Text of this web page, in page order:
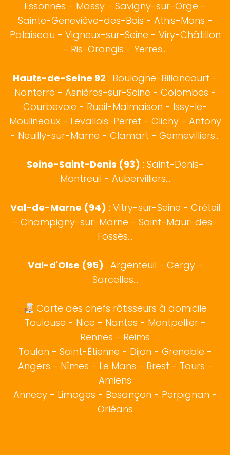
Essonnes - Massy - Savigny-sur-Orge -
Sainte-Geneviève-des-Bois - Athis-Mons -
Palaiseau - Vigneux-sur-Seine - Viry-Châtillon
- Ris-Orangis - Yerres...
Hauts-de-Seine 92 : Boulogne-Billancourt -
Nanterre - Asnières-sur-Seine - Colombes -
Courbevoie - Rueil-Malmaison - Issy-le-
Moulineaux - Levallois-Perret - Clichy - Antony
- Neuilly-sur-Marne - Clamart - Gennevilliers...
Seine-Saint-Denis (93) : Saint-Denis-
Montreuil - Aubervilliers...
Val-de-Marne (94) : Vitry-sur-Seine - Créteil
- Champigny-sur-Marne - Saint-Maur-des-
Fossés...
Val-d'OIse (95) : Argenteuil - Cergy -
Sarcelles...
Carte des chefs rôtisseurs à domicile
Toulouse - Nice - Nantes - Montpellier-
Rennes - Reims
Toulon - Saint-Étienne - Dijon - Grenoble -
Angers - Nîmes - Le Mans - Brest - Tours -
Amiens
Annecy- Limoges - Besançon - Perpignan -
Orléans